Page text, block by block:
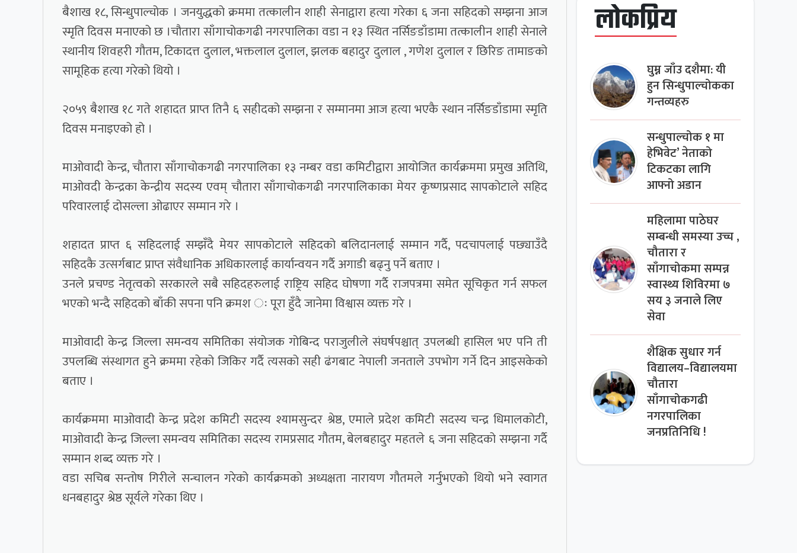
बैशाख १८, सिन्धुपाल्चोक । जनयुद्धको क्रममा तत्कालीन शाही सेनाद्वारा हत्या गरेका ६ जना सहिदको सम्झना आज
स्मृति दिवस मनाएको छ ।चौतारा साँगाचोकगढी नगरपालिका वडा न १३ स्थित नर्सिङडाँडामा तत्कालीन शाही सेनाले
स्थानीय शिवहरी गौतम, टिकादत्त दुलाल, भक्तलाल दुलाल, झलक बहादुर दुलाल , गणेश दुलाल र छिरिङ तामाङको
सामूहिक हत्या गरेको थियो ।
२०५९ बैशाख १८ गते शहादत प्राप्त तिनै ६ सहीदको सम्झना र सम्मानमा आज हत्या भएकै स्थान नर्सिङडाँडामा स्मृति
दिवस मनाइएको हो ।
माओवादी केन्द्र, चौतारा साँगाचोकगढी नगरपालिका १३ नम्बर वडा कमिटीद्वारा आयोजित कार्यक्रममा प्रमुख अतिथि,
माओवदी केन्द्रका केन्द्रीय सदस्य एवम् चौतारा साँगाचोकगढी नगरपालिकाका मेयर कृष्णप्रसाद सापकोटाले सहिद
परिवारलाई दोसल्ला ओढाएर सम्मान गरे ।
शहादत प्राप्त ६ सहिदलाई सम्झँदै मेयर सापकोटाले सहिदको बलिदानलाई सम्मान गर्दै, पदचापलाई पछ्याउँदै
सहिदकै उत्सर्गबाट प्राप्त संवैधानिक अधिकारलाई कार्यान्वयन गर्दै अगाडी बढ्नु पर्ने बताए ।
उनले प्रचण्ड नेतृत्वको सरकारले सबै सहिदहरुलाई राष्ट्रिय सहिद घोषणा गर्दै राजपत्रमा समेत सूचिकृत गर्न सफल
भएको भन्दै सहिदको बाँकी सपना पनि क्रमश ः पूरा हुँदै जानेमा विश्वास व्यक्त गरे ।
माओवादी केन्द्र जिल्ला समन्वय समितिका संयोजक गोबिन्द पराजुलीले संघर्षपश्चात् उपलब्धी हासिल भए पनि ती
उपलब्धि संस्थागत हुने क्रममा रहेको जिकिर गर्दै त्यसको सही ढंगबाट नेपाली जनताले उपभोग गर्ने दिन आइसकेको
बताए ।
कार्यक्रममा माओवादी केन्द्र प्रदेश कमिटी सदस्य श्यामसुन्दर श्रेष्ठ, एमाले प्रदेश कमिटी सदस्य चन्द्र धिमालकोटी,
माओवादी केन्द्र जिल्ला समन्वय समितिका सदस्य रामप्रसाद गौतम, बेलबहादुर महतले ६ जना सहिदको सम्झना गर्दै
सम्मान शब्द व्यक्त गरे ।
वडा सचिब सन्तोष गिरीले सन्चालन गरेको कार्यक्रमको अध्यक्षता नारायण गौतमले गर्नुभएको थियो भने स्वागत
धनबहादुर श्रेष्ठ सूर्यले गरेका थिए ।
लोकप्रिय
घुम्न जाँउ दशैमा: यी
हुन सिन्धुपाल्चोकका
गन्तव्यहरु
सन्धुपाल्चोक १ मा
हेभिवेट’ नेताको
टिकटका लागि
आफ्नो अडान
महिलामा पाठेघर
सम्बन्धी समस्या उच्च ,
चौतारा र
साँगाचोकमा सम्पन्न
स्वास्थ्य शिविरमा ७
सय ३ जनाले लिए
सेवा
शैक्षिक सुधार गर्न
विद्यालय–विद्यालयमा
चौतारा
साँगाचोकगढी
नगरपालिका
जनप्रतिनिधि !